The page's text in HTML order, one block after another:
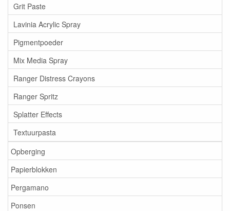
Grit Paste
Lavinia Acrylic Spray
Pigmentpoeder
Mix Media Spray
Ranger Distress Crayons
Ranger Spritz
Splatter Effects
Textuurpasta
Opberging
Papierblokken
Pergamano
Ponsen